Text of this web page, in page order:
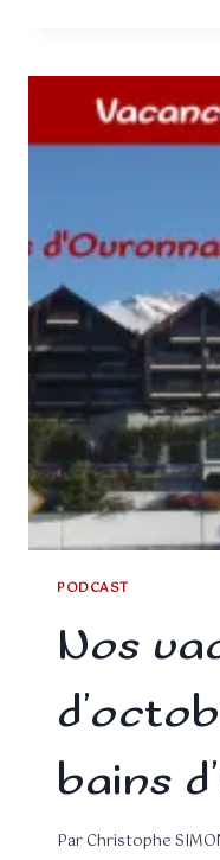
PODCAST
Nos
bains
ParChristophe